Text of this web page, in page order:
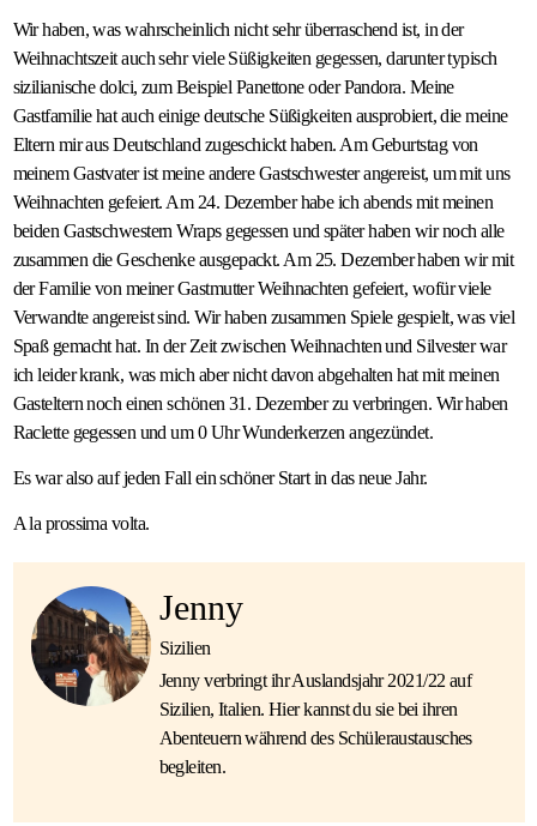
Wir haben, was wahrscheinlich nicht sehr überraschend ist, in der
Weihnachtszeit auch sehr viele Süßigkeiten gegessen, darunter typisch
sizilianische dolci, zum Beispiel Panettone oder Pandora. Meine
Gastfamilie hat auch einige deutsche Süßigkeiten ausprobiert, die meine
Eltern mir aus Deutschland zugeschickt haben. Am Geburtstag von
meinem Gastvater ist meine andere Gastschwester angereist, um mit uns
Weihnachten gefeiert. Am 24. Dezember habe ich abends mit meinen
beiden Gastschwestern Wraps gegessen und später haben wir noch alle
zusammen die Geschenke ausgepackt. Am 25. Dezember haben wir mit
der Familie von meiner Gastmutter Weihnachten gefeiert, wofür viele
Verwandte angereist sind. Wir haben zusammen Spiele gespielt, was viel
Spaß gemacht hat. In der Zeit zwischen Weihnachten und Silvester war
ich leider krank, was mich aber nicht davon abgehalten hat mit meinen
Gasteltern noch einen schönen 31. Dezember zu verbringen. Wir haben
Raclette gegessen und um 0 Uhr Wunderkerzen angezündet.
Es war also auf jeden Fall ein schöner Start in das neue Jahr.
A la prossima volta.
Jenny
Sizilien
Jenny verbringt ihr Auslandsjahr 2021/22 auf
Sizilien, Italien. Hier kannst du sie bei ihren
Abenteuern während des Schüleraustausches
begleiten.